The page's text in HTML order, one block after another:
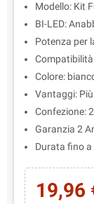
Modello: Kit
BI-LED:
Potenza per
Colore:
Vantaggi:
Confezione:
Garanzia 2
Durata fino a
19,96